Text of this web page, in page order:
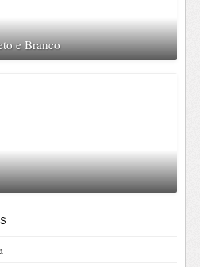
e Branco